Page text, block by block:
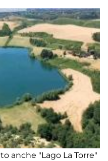
anche "Lago La Torre"